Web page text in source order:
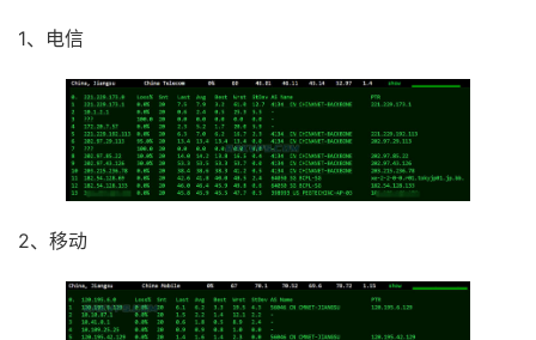
1、电信
2、移动